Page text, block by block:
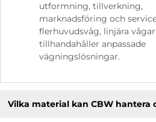
utformning, tillverkning,
marknadsföring och
flerhuvudsvåg, linjära
tillhandahåller anpassade
vägningslösningar.
Vilka material kan CBW hantera